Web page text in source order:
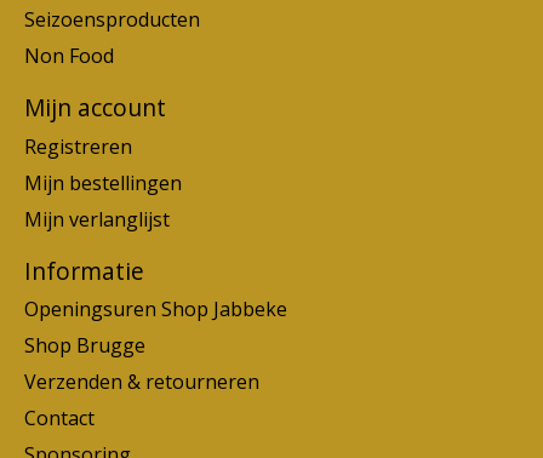
Seizoensproducten
Non Food
Mijn account
Registreren
Mijn bestellingen
Mijn verlanglijst
Informatie
Openingsuren Shop Jabbeke
Shop Brugge
Verzenden & retourneren
Contact